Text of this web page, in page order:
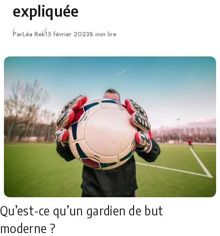
expliquée
ParLéa RekPublié
15 février 20238 min lire
Qu’est-ce qu’un gardien de but
moderne ?